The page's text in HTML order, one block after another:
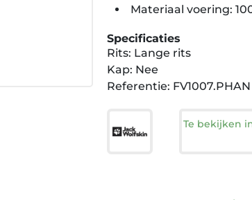
Materiaal voering:
Specificaties
Rits: Lange rits
Kap: Nee
Referentie: FV1007.PHAN
Te bekijken